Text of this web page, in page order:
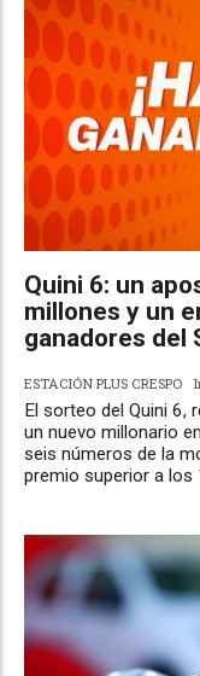
Quini 6: un
millones y un
ganadores del
ESTACIÓN PLUS CRESPO
El sorteo del Quini 6,
un nuevo millonario
seis números de la
premio superior a los